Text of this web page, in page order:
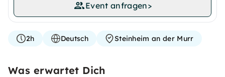
Event anfragen>
2h Deutsch Steinheim an der Murr
Was erwartet Dich